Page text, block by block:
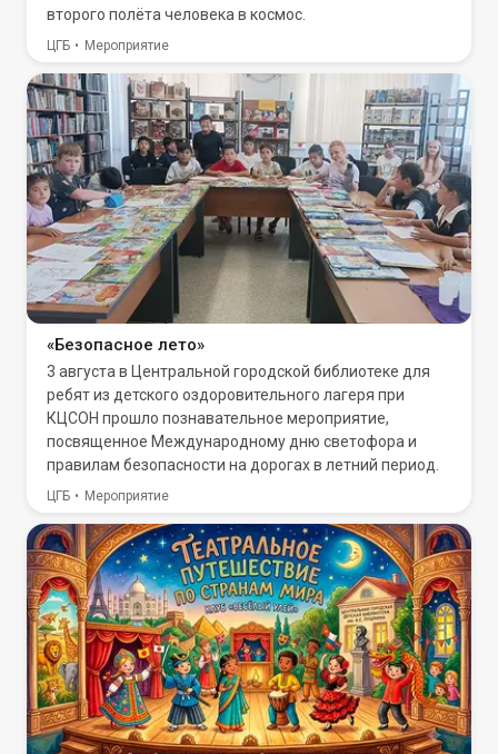
второго полёта человека в космос.
ЦГБ Мероприятие
«Безопасное лето»
3 августа в Центральной городской библиотеке для
ребят из детского оздоровительного лагеря при
КЦСОН прошло познавательное мероприятие,
посвященное Международному дню светофора и
правилам безопасности на дорогах в летний период.
ЦГБ Мероприятие